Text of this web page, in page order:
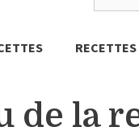
RECETTES
de la